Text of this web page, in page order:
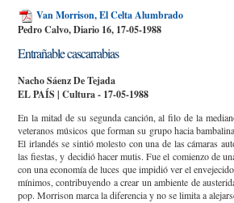
Van Morrison, El Celta Alumbrado
Pedro Calvo, Diario 16, 17-05-1988
Entrañable cascarrabias
Nacho Sáenz De Tejada
EL PAÍS | Cultura - 17-05-1988
En la mitad de su segunda canción, al filo de la
veteranos músicos que forman su grupo hacia
El irlandés se sintió molesto con una de las cámaras
las fiestas, y decidió hacer mutis. Fue el comienzo de
con una economía de luces que impidió ver el
mínimos, contribuyendo a crear un ambiente de
pop. Morrison marca la diferencia y no se limita a